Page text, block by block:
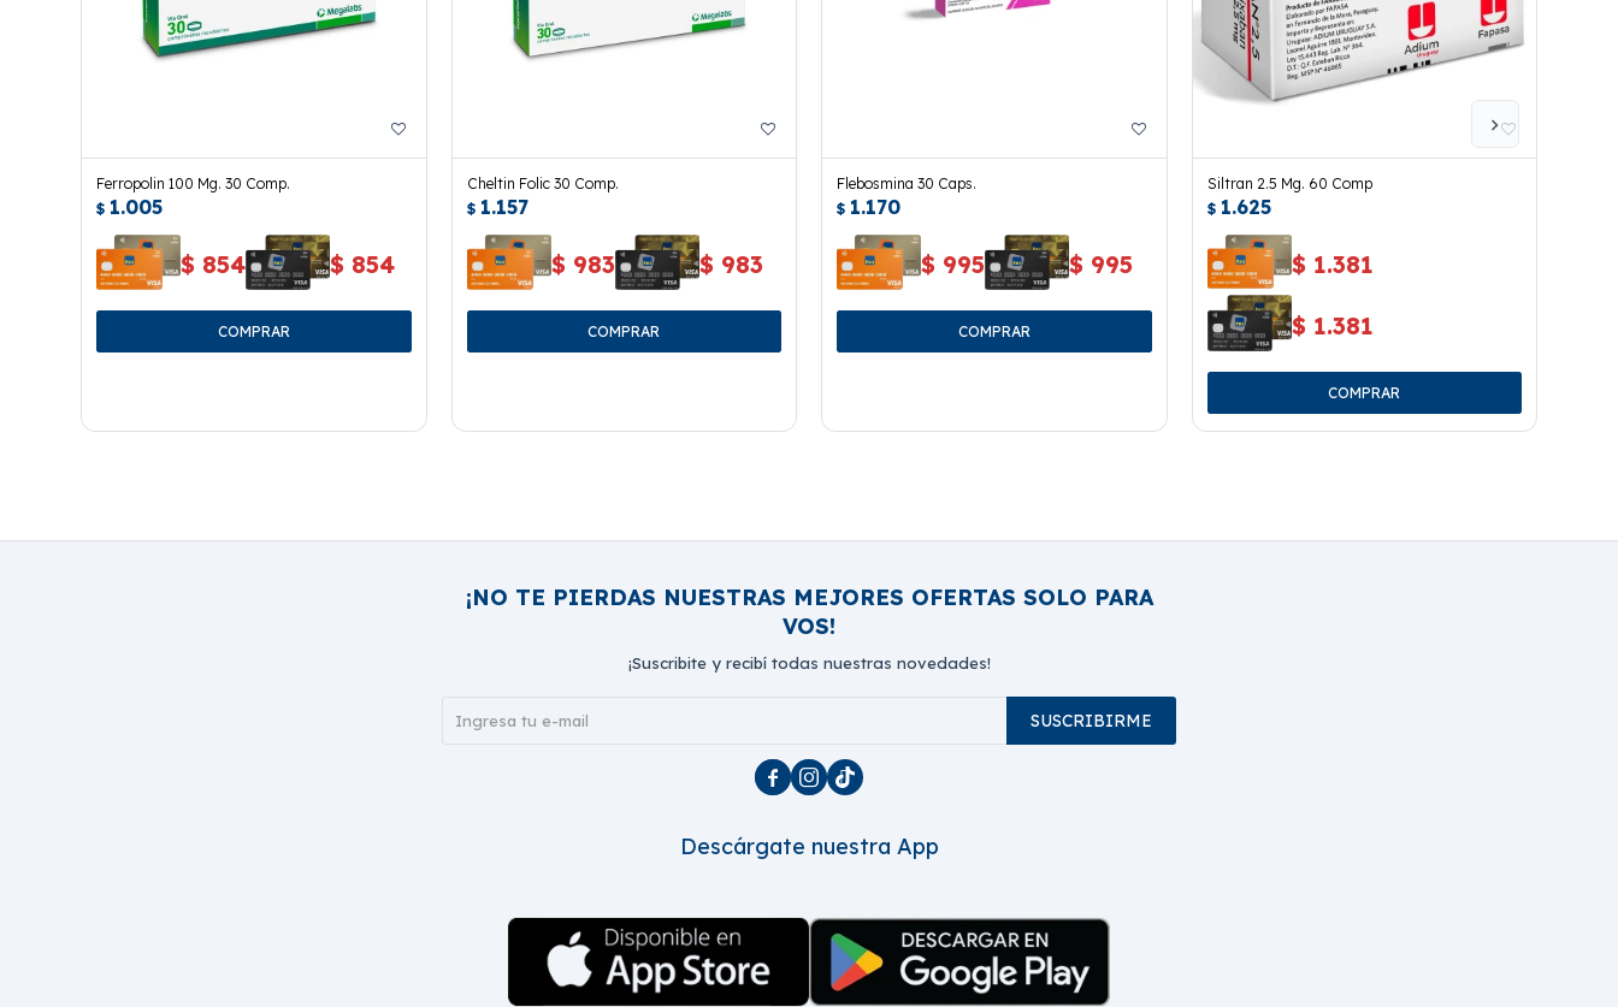
Ferropolin 100 Mg. 30 Comp.
$ 1.005
$ 854 $ 854
Cheltin Folic 30 Comp.
$ 1.157
$ 983 $ 983
Flebosmina 30 Caps.
$ 1.170
$ 995 $ 995
Siltran 2.5 Mg. 60 Comp
$ 1.625
$ 1.381
$ 1.381
¡NO TE PIERDAS NUESTRAS MEJORES OFERTAS SOLO PARA
VOS!
¡Suscribite y recibí todas nuestras novedades!
SUSCRIBIRME
  
Descárgate nuestra App